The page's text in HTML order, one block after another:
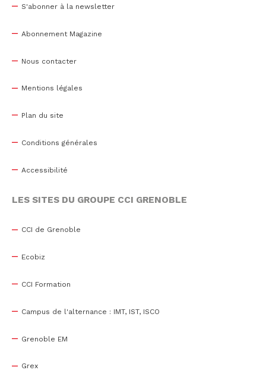
S'abonner à la newsletter
Abonnement Magazine
Nous contacter
Mentions légales
Plan du site
Conditions générales
Accessibilité
LES SITES DU GROUPE CCI GRENOBLE
CCI de Grenoble
Ecobiz
CCI Formation
Campus de l'alternance : IMT, IST, ISCO
Grenoble EM
Grex